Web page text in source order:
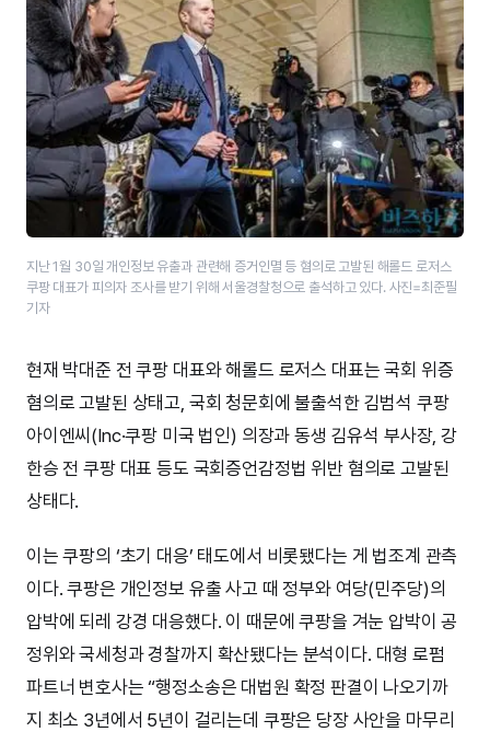
지난 1월 30일 개인정보 유출과 관련해 증거인멸 등 혐의로 고발된 해롤드 로저스
쿠팡 대표가 피의자 조사를 받기 위해 서울경찰청으로 출석하고 있다. 사진=최준필
기자
현재 박대준 전 쿠팡 대표와 해롤드 로저스 대표는 국회 위증
혐의로 고발된 상태고, 국회 청문회에 불출석한 김범석 쿠팡
아이엔씨(Inc·쿠팡 미국 법인) 의장과 동생 김유석 부사장, 강
한승 전 쿠팡 대표 등도 국회증언감정법 위반 혐의로 고발된
상태다.
이는 쿠팡의 ‘초기 대응’ 태도에서 비롯됐다는 게 법조계 관측
이다. 쿠팡은 개인정보 유출 사고 때 정부와 여당(민주당)의
압박에 되레 강경 대응했다. 이 때문에 쿠팡을 겨눈 압박이 공
정위와 국세청과 경찰까지 확산됐다는 분석이다. 대형 로펌
파트너 변호사는 “행정소송은 대법원 확정 판결이 나오기까
지 최소 3년에서 5년이 걸리는데 쿠팡은 당장 사안을 마무리